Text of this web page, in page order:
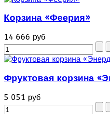
Корзина «Феерия»
14 666 руб
Фруктовая корзина
5 051 руб